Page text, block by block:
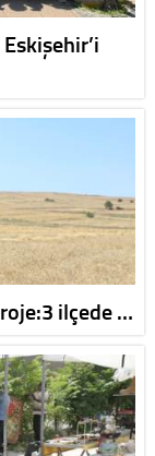
ilçede …